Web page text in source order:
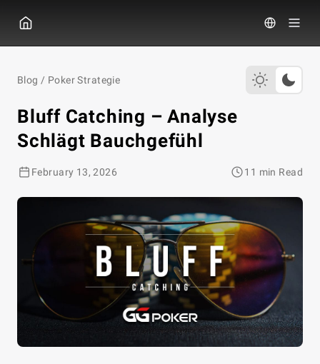
Blog / Poker Strategie
Bluff Catching – Analyse
Schlägt Bauchgefühl
February 13, 2026 11 min Read